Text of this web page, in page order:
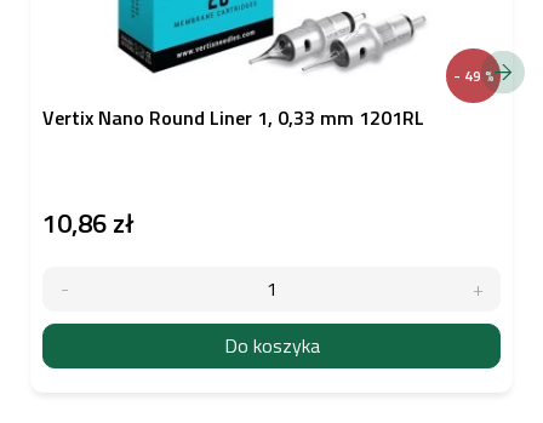
- 49 %
Vertix Nano Round Liner 1, 0,33 mm 1201RL
10,86 zł
Do koszyka